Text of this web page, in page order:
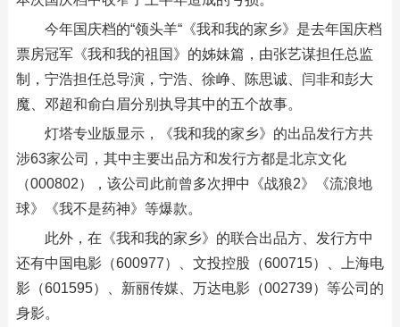
今年国庆档的“领头羊“《我和我的家乡》是去年国庆档
票房冠军《我和我的祖国》的姊妹篇，由张艺谋担任总监
制，宁浩担任总导演，宁浩、徐峥、陈思诚、闫非和彭大
魔、邓超和俞白眉分别执导其中的五个故事。
灯塔专业版显示，《我和我的家乡》的出品发行方共
涉63家公司，其中主要出品方和发行方都是北京文化
（000802），该公司此前曾多次押中《战狼2》《流浪地
球》《我不是药神》等爆款。
此外，在《我和我的家乡》的联合出品方、发行方中
还有中国电影（600977）、文投控股（600715）、上海电
影（601595）、新丽传媒、万达电影（002739）等公司的
身影。